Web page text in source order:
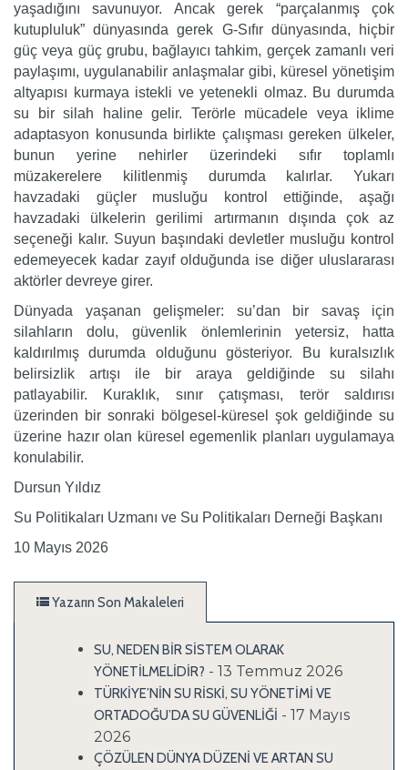
yaşadığını savunuyor. Ancak gerek “parçalanmış çok
kutupluluk” dünyasında gerek G-Sıfır dünyasında, hiçbir
güç veya güç grubu, bağlayıcı tahkim, gerçek zamanlı veri
paylaşımı, uygulanabilir anlaşmalar gibi, küresel yönetişim
altyapısı kurmaya istekli ve yetenekli olmaz. Bu durumda
su bir silah haline gelir. Terörle mücadele veya iklime
adaptasyon konusunda birlikte çalışması gereken ülkeler,
bunun yerine nehirler üzerindeki sıfır toplamlı
müzakerelere kilitlenmiş durumda kalırlar. Yukarı
havzadaki güçler musluğu kontrol ettiğinde, aşağı
havzadaki ülkelerin gerilimi artırmanın dışında çok az
seçeneği kalır. Suyun başındaki devletler musluğu kontrol
edemeyecek kadar zayıf olduğunda ise diğer uluslararası
aktörler devreye girer.
Dünyada yaşanan gelişmeler: su’dan bir savaş için
silahların dolu, güvenlik önlemlerinin yetersiz, hatta
kaldırılmış durumda olduğunu gösteriyor. Bu kuralsızlık
belirsizlik artışı ile bir araya geldiğinde su silahı
patlayabilir. Kuraklık, sınır çatışması, terör saldırısı
üzerinden bir sonraki bölgesel-küresel şok geldiğinde su
üzerine hazır olan küresel egemenlik planları uygulamaya
konulabilir.
Dursun Yıldız
Su Politikaları Uzmanı ve Su Politikaları Derneği Başkanı
10 Mayıs 2026
Yazarın Son Makaleleri
SU, NEDEN BİR SİSTEM OLARAK
YÖNETİLMELİDİR? - 13 Temmuz 2026
TÜRKİYE’NİN SU RİSKİ, SU YÖNETİMİ VE
ORTADOĞU’DA SU GÜVENLİĞİ - 17 Mayıs
2026
ÇÖZÜLEN DÜNYA DÜZENİ VE ARTAN SU